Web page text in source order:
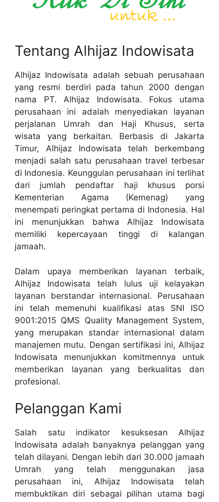
Tentang Alhijaz Indowisata
Alhijaz Indowisata adalah sebuah perusahaan
yang resmi berdiri pada tahun 2000 dengan
nama PT. Alhijaz Indowisata. Fokus utama
perusahaan ini adalah menyediakan layanan
perjalanan Umrah dan Haji Khusus, serta
wisata yang berkaitan. Berbasis di Jakarta
Timur, Alhijaz Indowisata telah berkembang
menjadi salah satu perusahaan travel terbesar
di Indonesia. Keunggulan perusahaan ini terlihat
dari jumlah pendaftar haji khusus porsi
Kementerian Agama (Kemenag) yang
menempati peringkat pertama di Indonesia. Hal
ini menunjukkan bahwa Alhijaz Indowisata
memiliki kepercayaan tinggi di kalangan
jamaah.
Dalam upaya memberikan layanan terbaik,
Alhijaz Indowisata telah lulus uji kelayakan
layanan berstandar internasional. Perusahaan
ini telah memenuhi kualifikasi atas SNI ISO
9001:2015 QMS Quality Management System,
yang merupakan standar internasional dalam
manajemen mutu. Dengan sertifikasi ini, Alhijaz
Indowisata menunjukkan komitmennya untuk
memberikan layanan yang berkualitas dan
profesional.
Pelanggan Kami
Salah satu indikator kesuksesan Alhijaz
Indowisata adalah banyaknya pelanggan yang
telah dilayani. Dengan lebih dari 30.000 jamaah
Umrah yang telah menggunakan jasa
perusahaan ini, Alhijaz Indowisata telah
membuktikan diri sebagai pilihan utama bagi